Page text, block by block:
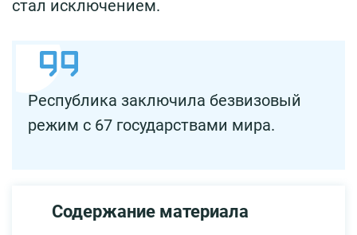
стал исключением.
Республика заключила безвизовый
режим с 67 государствами мира.
Содержание материала